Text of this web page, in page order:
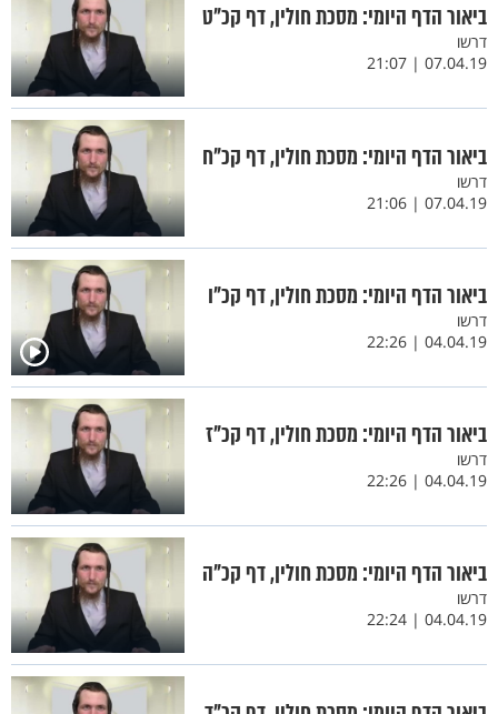
ביאור הדף היומי: מסכת חולין, דף קכ"ט
דרשו
07.04.19 | 21:07
ביאור הדף היומי: מסכת חולין, דף קכ"ח
דרשו
07.04.19 | 21:06
ביאור הדף היומי: מסכת חולין, דף קכ"ו
דרשו
04.04.19 | 22:26
ביאור הדף היומי: מסכת חולין, דף קכ"ז
דרשו
04.04.19 | 22:26
ביאור הדף היומי: מסכת חולין, דף קכ"ה
דרשו
04.04.19 | 22:24